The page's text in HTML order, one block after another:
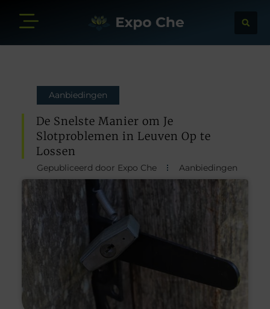
Aanbiedingen
De Snelste Manier om Je
Slotproblemen in Leuven Op te
Lossen
Gepubliceerd door Expo Che Aanbiedingen